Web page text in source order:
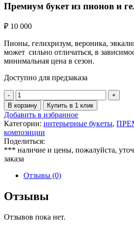
Премиум букет из пионов и
₽ 10 000
Пионы, гелихризум, вероника,
может сильно отличаться, в
минимальная цена в сезон.
Доступно для предзаказа
Количество
товара
Премиум
букет
из
пионов
и
гелихризума
В корзину Купить в 1 клик
Добавить в избранное
Категории: интерьерные букеты,
композиции
Поделиться:
*** наличие и цены, пожалуйста,
заказа
Отзывы (0)
Отзывы
Отзывов пока нет.